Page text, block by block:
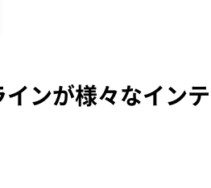
ンが様々なイン